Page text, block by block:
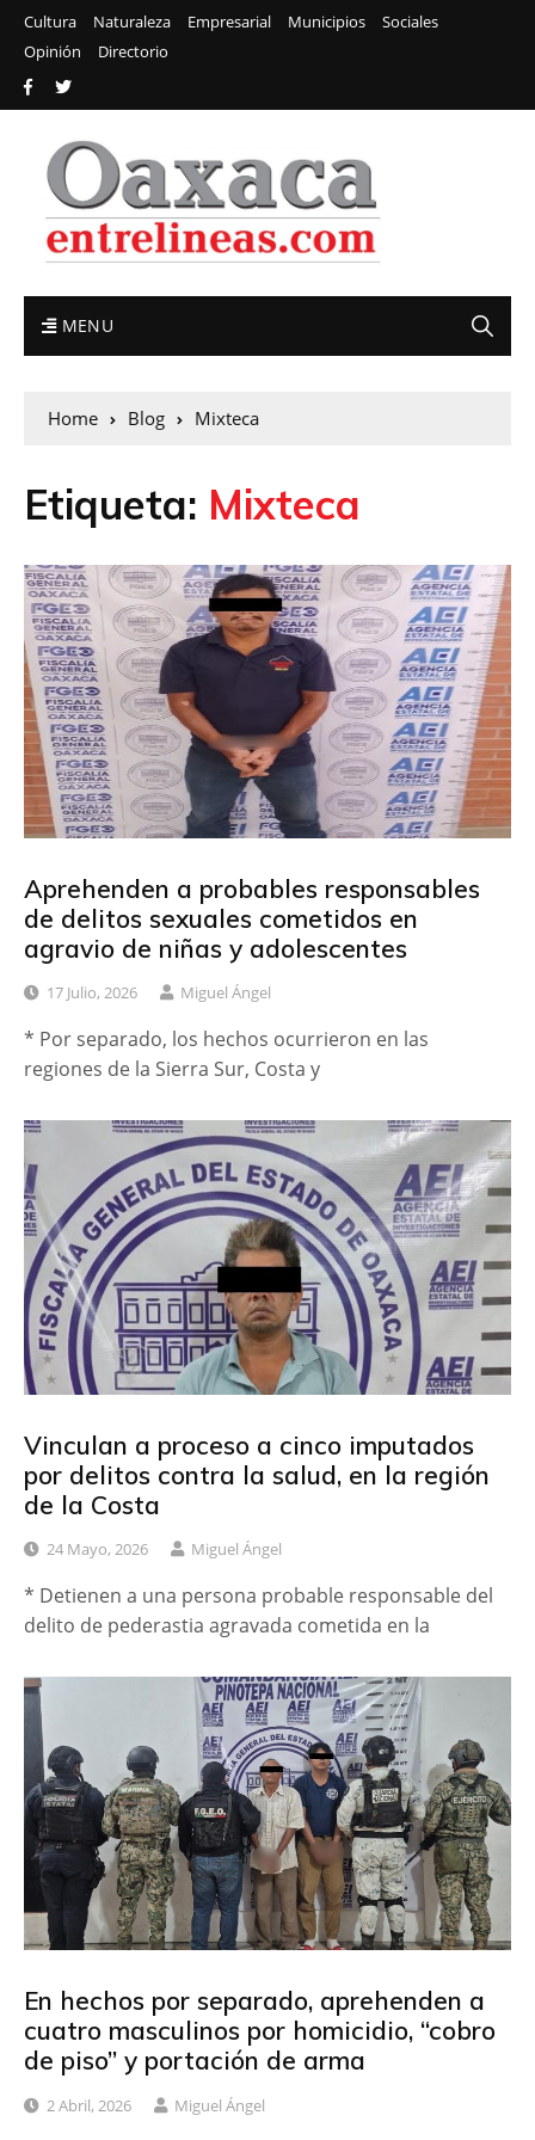
Cultura Naturaleza Empresarial Municipios
Sociales
Opinión
Directorio
MENU
Home Blog Mixteca
Etiqueta: Mixteca
Aprehenden a probables responsables
de delitos sexuales cometidos en
agravio de niñas y adolescentes
17 Julio, 2026 Miguel Ángel
* Por separado, los hechos ocurrieron en las
regiones de la Sierra Sur, Costa y
Vinculan a proceso a cinco imputados
por delitos contra la salud, en la región
de la Costa
24 Mayo, 2026 Miguel Ángel
* Detienen a una persona probable responsable del
delito de pederastia agravada cometida en la
En hechos por separado, aprehenden a
cuatro masculinos por homicidio, “cobro
de piso” y portación de arma
2 Abril, 2026 Miguel Ángel